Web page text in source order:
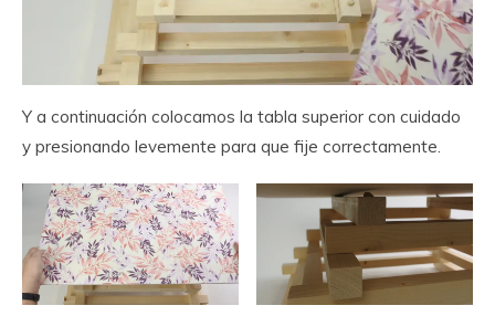
Y a continuación colocamos la tabla superior con cuidado
y presionando levemente para que fije correctamente.